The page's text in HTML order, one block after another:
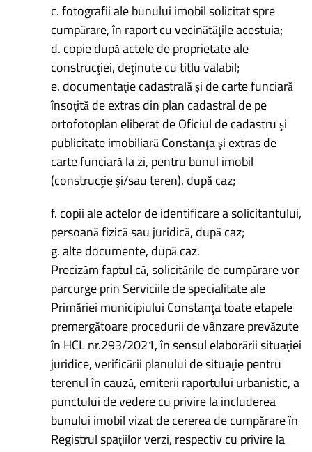
c. fotografii ale bunului imobil solicitat spre
cumpărare, în raport cu vecinătăţile acestuia;
d. copie după actele de proprietate ale
construcţiei, deţinute cu titlu valabil;
e. documentaţie cadastrală şi de carte funciară
însoţită de extras din plan cadastral de pe
ortofotoplan eliberat de Oficiul de cadastru şi
publicitate imobiliară Constanţa şi extras de
carte funciară la zi, pentru bunul imobil
(construcţie şi/sau teren), după caz;
f. copii ale actelor de identificare a solicitantului,
persoană fizică sau juridică, după caz;
g. alte documente, după caz.
Precizăm faptul că, solicitările de cumpărare vor
parcurge prin Serviciile de specialitate ale
Primăriei municipiului Constanţa toate etapele
premergătoare procedurii de vânzare prevăzute
în HCL nr.293/2021, în sensul elaborării situaţiei
juridice, verificării planului de situaţie pentru
terenul în cauză, emiterii raportului urbanistic, a
punctului de vedere cu privire la includerea
bunului imobil vizat de cererea de cumpărare în
Registrul spaţiilor verzi, respectiv cu privire la